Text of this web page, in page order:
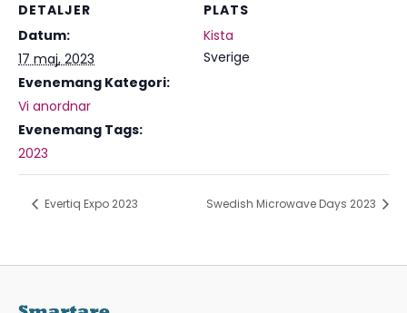
DETALJER
Datum:
17 maj, 2023
Evenemang Kategori:
Vi anordnar
Evenemang Tags:
2023
PLATS
Kista
Sverige
Evertiq Expo 2023 Swedish Microwave Days 2023